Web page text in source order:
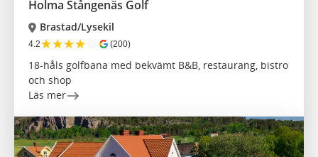
Holma Stångenäs Golf
Brastad/Lysekil
4.2★★★★☆ (200)
18-håls golfbana med bekvämt B&B, restaurang, bistro
och shop
Läs mer